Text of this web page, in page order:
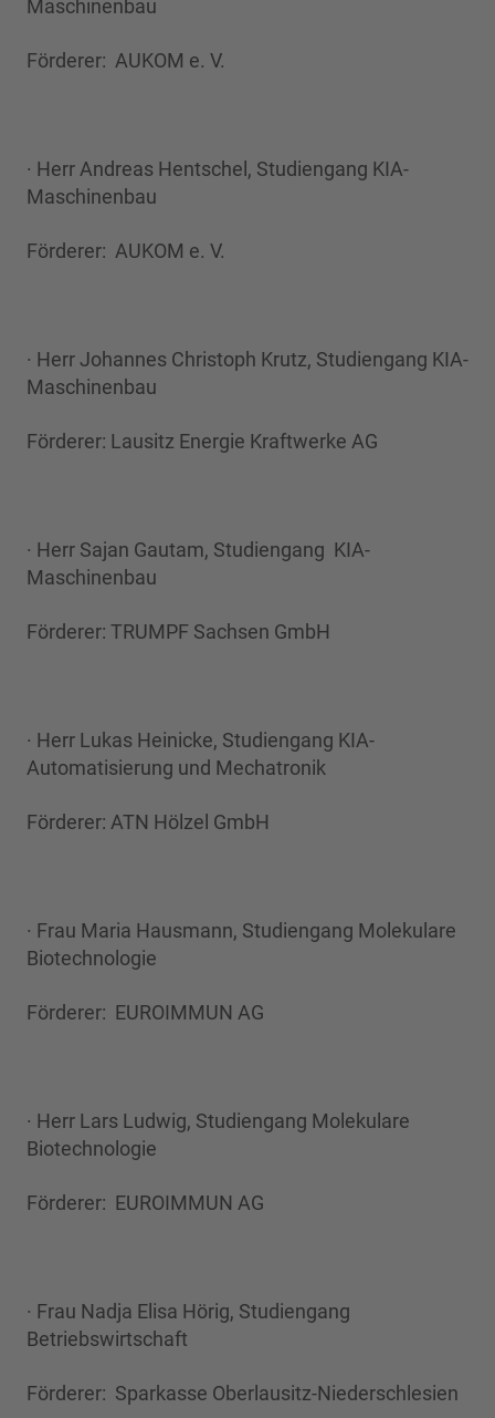
Maschinenbau
Förderer: AUKOM e. V.
· Herr Andreas Hentschel, Studiengang KIA-
Maschinenbau
Förderer: AUKOM e. V.
· Herr Johannes Christoph Krutz, Studiengang KIA-
Maschinenbau
Förderer: Lausitz Energie Kraftwerke AG
· Herr Sajan Gautam, Studiengang KIA-
Maschinenbau
Förderer: TRUMPF Sachsen GmbH
· Herr Lukas Heinicke, Studiengang KIA-
Automatisierung und Mechatronik
Förderer: ATN Hölzel GmbH
· Frau Maria Hausmann, Studiengang Molekulare
Biotechnologie
Förderer: EUROIMMUN AG
· Herr Lars Ludwig, Studiengang Molekulare
Biotechnologie
Förderer: EUROIMMUN AG
· Frau Nadja Elisa Hörig, Studiengang
Betriebswirtschaft
Förderer: Sparkasse Oberlausitz-Niederschlesien